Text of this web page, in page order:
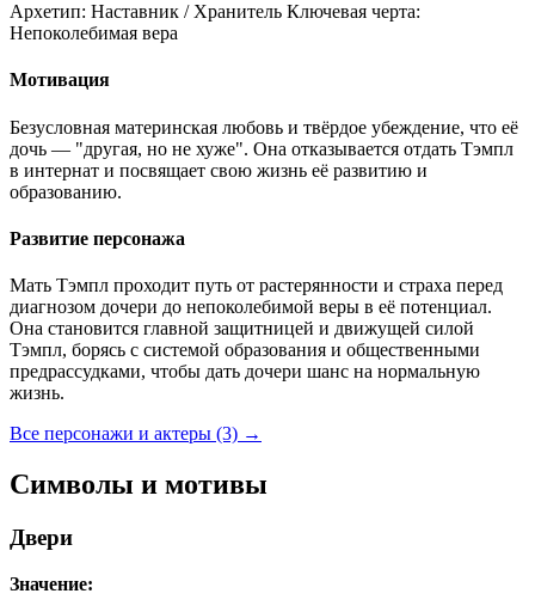
Архетип: Наставник / Хранитель Ключевая черта:
Непоколебимая вера
Мотивация
Безусловная материнская любовь и твёрдое убеждение, что её
дочь — "другая, но не хуже". Она отказывается отдать Тэмпл
в интернат и посвящает свою жизнь её развитию и
образованию.
Развитие персонажа
Мать Тэмпл проходит путь от растерянности и страха перед
диагнозом дочери до непоколебимой веры в её потенциал.
Она становится главной защитницей и движущей силой
Тэмпл, борясь с системой образования и общественными
предрассудками, чтобы дать дочери шанс на нормальную
жизнь.
Все персонажи и актеры (3) →
Символы и мотивы
Двери
Значение: